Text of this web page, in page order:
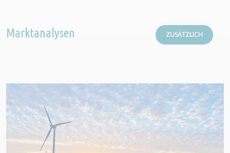
Marktanalysen ZUSÄTZLICH